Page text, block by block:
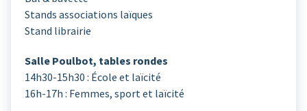
Stands associations laïques
Stand librairie
Salle Poulbot, tables rondes
14h30-15h30 : École et laïcité
16h-17h : Femmes, sport et laïcité